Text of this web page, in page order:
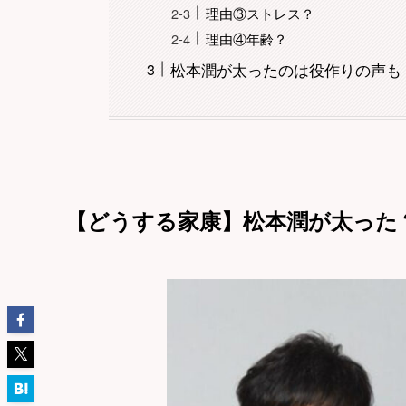
理由③ストレス？
理由④年齢？
松本潤が太ったのは役作りの声も
【どうする家康】松本潤が太った